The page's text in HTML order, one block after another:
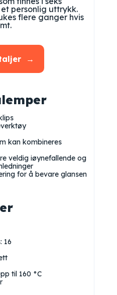
personlig uttrykk.
flere ganger hvis
kan kombineres
veldig iøynefallende og
for å bevare glansen
16
til 160 °C